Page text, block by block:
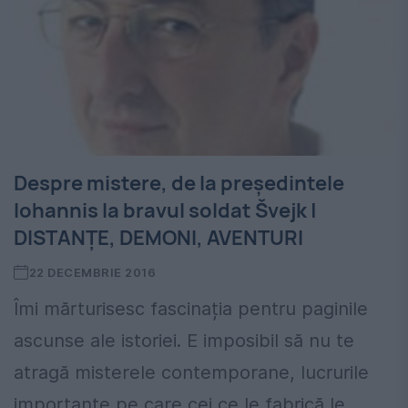
Despre mistere, de la președintele
Iohannis la bravul soldat Švejk |
DISTANȚE, DEMONI, AVENTURI
22 DECEMBRIE 2016
Îmi mărturisesc fascinația pentru paginile
ascunse ale istoriei. E imposibil să nu te
atragă misterele contemporane, lucrurile